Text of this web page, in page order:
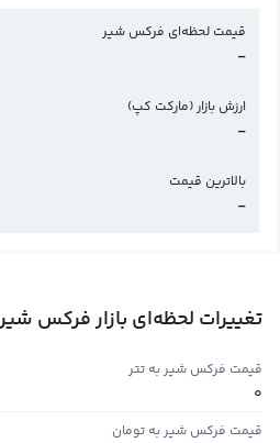
قیمت لحظه‌ای فرکس شیر
-
ارزش بازار (مارکت کپ)
-
بالاترین قیمت
-
تغییرات لحظه‌ای بازار فرکس شیر
قیمت فرکس شیر به تتر
0
قیمت فرکس شیر به تومان